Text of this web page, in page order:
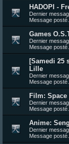
HADOPI -
Dernier
Message
Games
Dernier
Message
[Samedi 25
Lille
Dernier
Message
Film: Space
Dernier
Message
Anime:
Dernier
Message